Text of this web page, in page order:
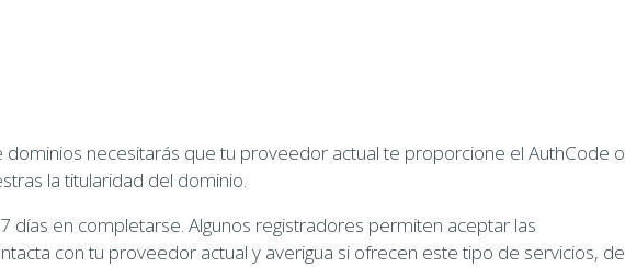
dominios necesitarás que tu proveedor actual te proporcione el AuthCode o
la titularidad del dominio.
días en completarse. Algunos registradores permiten aceptar las
con tu proveedor actual y averigua si ofrecen este tipo de servicios, de